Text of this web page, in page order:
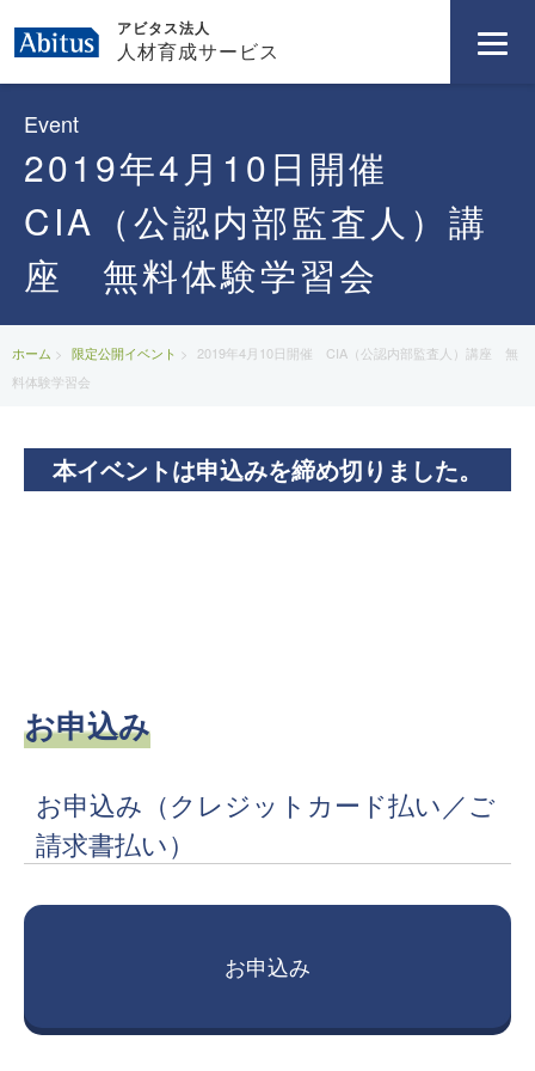
アビタス法人
人材育成サービス
Event
2019年4月10日開催
CIA（公認内部監査人）講
座 無料体験学習会
ホーム 限定公開イベント
2019年4月10日開催 CIA（公認内部監査人）講座 無
料体験学習会
本イベントは申込みを締め切りました。
お申込み
お申込み （クレジットカード払い／ご
請求書払い）
お申込み